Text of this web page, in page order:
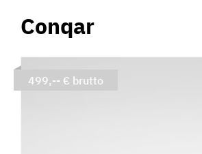
Conqar
499,-- € brutto